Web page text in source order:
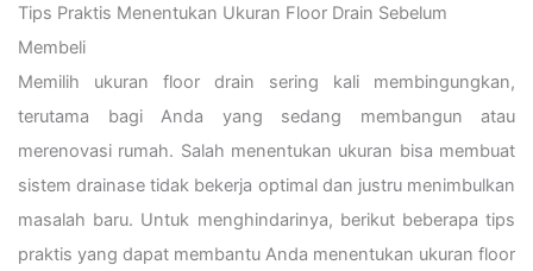
Tips Praktis Menentukan Ukuran Floor Drain Sebelum
Membeli
Memilih ukuran floor drain sering kali membingungkan,
terutama bagi Anda yang sedang membangun atau
merenovasi rumah. Salah menentukan ukuran bisa membuat
sistem drainase tidak bekerja optimal dan justru menimbulkan
masalah baru. Untuk menghindarinya, berikut beberapa tips
praktis yang dapat membantu Anda menentukan ukuran floor